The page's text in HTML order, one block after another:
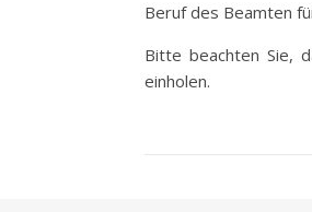
Beruf des Beamten
Bitte beachten Sie,
einholen.